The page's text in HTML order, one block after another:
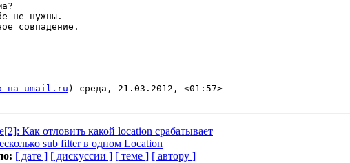
не нужны.
совпадение.
на umail.ru) среда, 21.03.2012, <01:57>
Как отловить какой location срабатывает
sub filter в одном Location
[ дате ] [ дискуссии ] [ теме ] [ автору ]